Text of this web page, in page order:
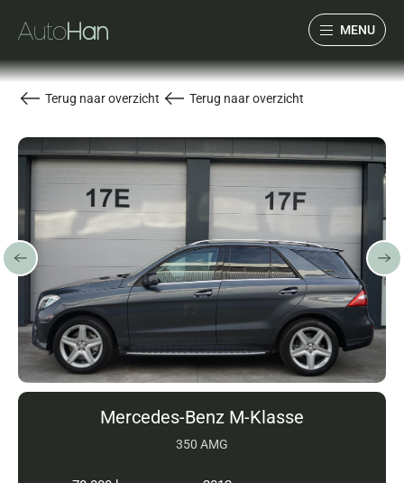
MENU
Collectie
Services
Over ons
Verwacht
Verkocht
Contact
Terug naar overzicht Terug naar overzicht
Mercedes-Benz M-Klasse
350 AMG